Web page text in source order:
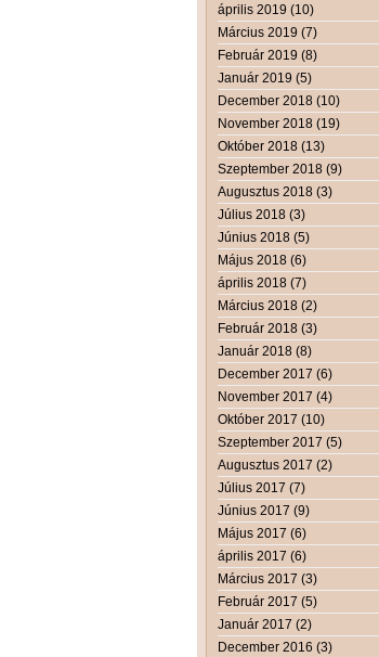
április 2019 (10)
Március 2019 (7)
Február 2019 (8)
Január 2019 (5)
December 2018 (10)
November 2018 (19)
Október 2018 (13)
Szeptember 2018 (9)
Augusztus 2018 (3)
Július 2018 (3)
Június 2018 (5)
Május 2018 (6)
április 2018 (7)
Március 2018 (2)
Február 2018 (3)
Január 2018 (8)
December 2017 (6)
November 2017 (4)
Október 2017 (10)
Szeptember 2017 (5)
Augusztus 2017 (2)
Július 2017 (7)
Június 2017 (9)
Május 2017 (6)
április 2017 (6)
Március 2017 (3)
Február 2017 (5)
Január 2017 (2)
December 2016 (3)